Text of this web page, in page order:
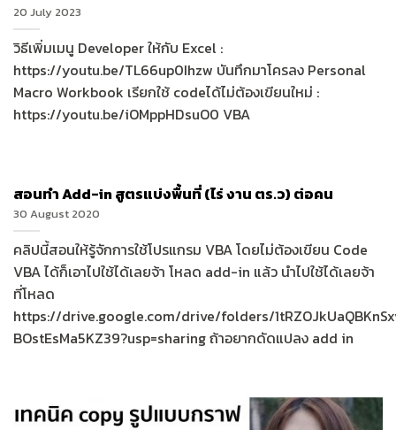
20 July 2023
วิธีเพิ่มเมนู Developer ให้กับ Excel :
https://youtu.be/TL66up0Ihzw บันทึกมาโครลง Personal
Macro Workbook เรียกใช้ codeได้ไม่ต้องเขียนใหม่ :
https://youtu.be/iOMppHDsuO0 VBA
สอนทำ Add-in สูตรแบ่งพื้นที่ (ไร่ งาน ตร.ว) ต่อคน
30 August 2020
คลิปนี้สอนให้รู้จักการใช้โปรแกรม VBA โดยไม่ต้องเขียน Code
VBA ได้ก็เอาไปใช้ได้เลยจ้า โหลด add-in แล้ว นำไปใช้ได้เลยจ้า
ที่โหลด
https://drive.google.com/drive/folders/
BOstEsMa5KZ39?usp=sharing ถ้าอยากดัดแปลง add in